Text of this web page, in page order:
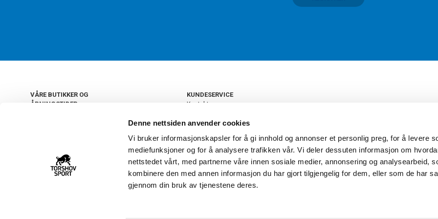
Denne nettsiden anvender cookies
Vi bruker informasjonskapsler for å gi innhold og annonser et personlig preg, for å levere
mediefunksjoner og for å analysere trafikken vår. Vi deler dessuten informasjon om
nettstedet vårt, med partnerne våre innen sosiale medier, annonsering og analysearbeid,
kombinere den med annen informasjon du har gjort tilgjengelig for dem, eller som de har
gjennom din bruk av tjenestene deres.
VÅRE BUTIKKER OG
ÅPNINGSTIDER
22 09 20 20
KUNDESERVICE
Kontakt oss
Retur og bytte
Personvern
Frakt og levering
Ledige stillinger
FAQ - Ofte stilte spørsmål
Åpenhetsloven
Torshov Sport har over 90 års
klubbhandel. Torshov Sport har
Drammen, Sandvika Storsenter